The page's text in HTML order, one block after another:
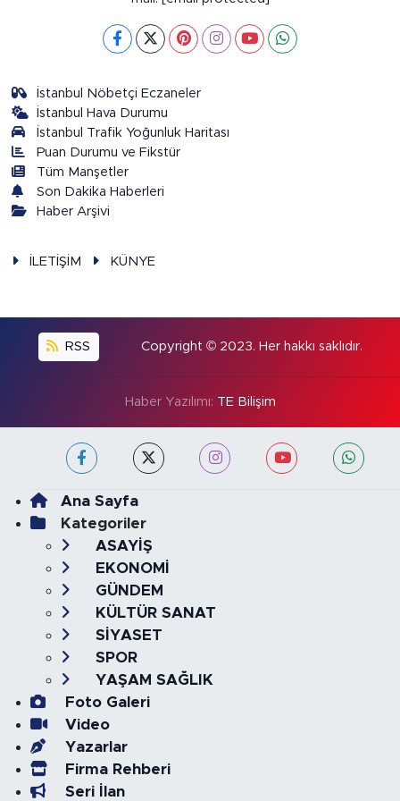
İstanbul Nöbetçi Eczaneler
İstanbul Hava Durumu
İstanbul Trafik Yoğunluk Haritası
Puan Durumu ve Fikstür
Tüm Manşetler
Son Dakika Haberleri
Haber Arşivi
İLETİŞİM KÜNYE
RSS Copyright © 2023. Her hakkı saklıdır.
Haber Yazılımı: TE Bilişim
Ana Sayfa
Kategoriler
ASAYİŞ
EKONOMİ
GÜNDEM
KÜLTÜR SANAT
SİYASET
SPOR
YAŞAM SAĞLIK
Foto Galeri
Video
Yazarlar
Firma Rehberi
Seri İlan